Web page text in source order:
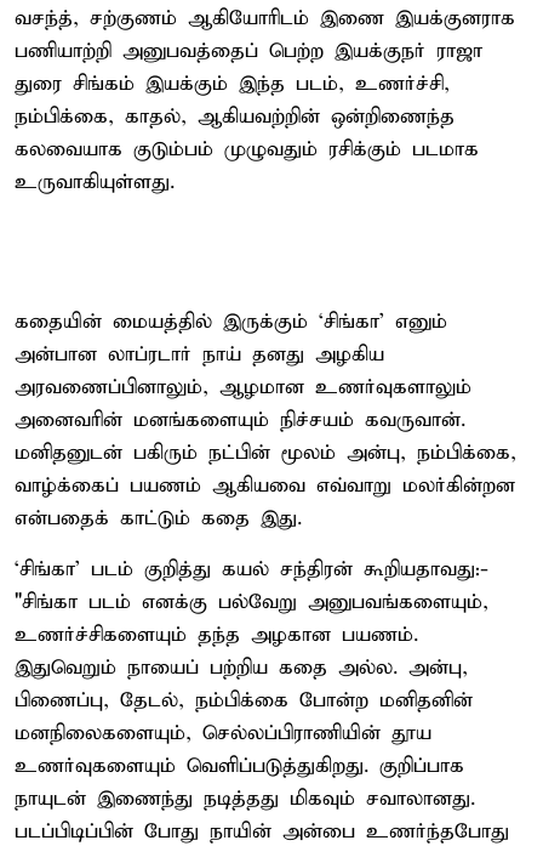
வசந்த், சற்குணம் ஆகியோரிடம் இணை இயக்குனராக
பணியாற்றி அனுபவத்தைப் பெற்ற இயக்குநர் ராஜா
துரை சிங்கம் இயக்கும் இந்த படம், உணர்ச்சி,
நம்பிக்கை, காதல், ஆகியவற்றின் ஒன்றிணைந்த
கலவையாக குடும்பம் முழுவதும் ரசிக்கும் படமாக
உருவாகியுள்ளது.
கதையின் மையத்தில் இருக்கும் ‘சிங்கா’ எனும்
அன்பான லாப்ரடார் நாய் தனது அழகிய
அரவணைப்பினாலும், ஆழமான உணர்வுகளாலும்
அனைவரின் மனங்களையும் நிச்சயம் கவருவான்.
மனிதனுடன் பகிரும் நட்பின் மூலம் அன்பு, நம்பிக்கை,
வாழ்க்கைப் பயணம் ஆகியவை எவ்வாறு மலர்கின்றன
என்பதைக் காட்டும் கதை இது.
‘சிங்கா’ படம் குறித்து கயல் சந்திரன் கூறியதாவது:-
"சிங்கா படம் எனக்கு பல்வேறு அனுபவங்களையும்,
உணர்ச்சிகளையும் தந்த அழகான பயணம்.
இதுவெறும் நாயைப் பற்றிய கதை அல்ல. அன்பு,
பிணைப்பு, தேடல், நம்பிக்கை போன்ற மனிதனின்
மனநிலைகளையும், செல்லப்பிராணியின் தூய
உணர்வுகளையும் வெளிப்படுத்துகிறது. குறிப்பாக
நாயுடன் இணைந்து நடித்தது மிகவும் சவாலானது.
படப்பிடிப்பின் போது நாயின் அன்பை உணர்ந்தபோது